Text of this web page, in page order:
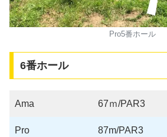
Pro5番ホール
6番ホール
Ama 67ｍ/PAR3
Pro 87m/PAR3